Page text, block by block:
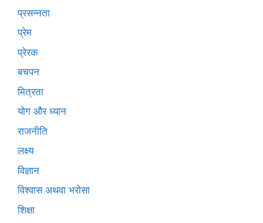
प्रसन्नता
प्रेम
प्रेरक
बचपन
मित्रता
योग और ध्यान
राजनीति
लक्ष्य
विज्ञान
विश्वास अथवा भरोसा
शिक्षा